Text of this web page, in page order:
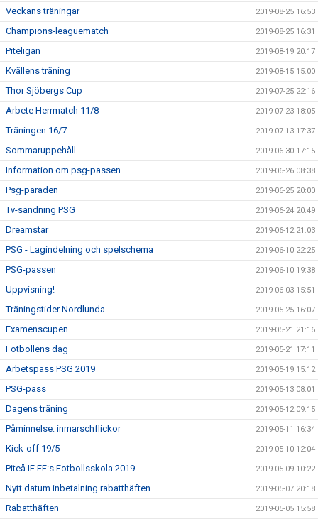
Veckans träningar 2019-08-25 16:53
Champions-leaguematch 2019-08-25 16:31
Piteligan 2019-08-19 20:17
Kvällens träning 2019-08-15 15:00
Thor Sjöbergs Cup 2019-07-25 22:16
Arbete Herrmatch 11/8 2019-07-23 18:05
Träningen 16/7 2019-07-13 17:37
Sommaruppehåll 2019-06-30 17:15
Information om psg-passen 2019-06-26 08:38
Psg-paraden 2019-06-25 20:00
Tv-sändning PSG 2019-06-24 20:49
Dreamstar 2019-06-12 21:03
PSG - Lagindelning och spelschema 2019-06-10 22:25
PSG-passen 2019-06-10 19:38
Uppvisning! 2019-06-03 15:51
Träningstider Nordlunda 2019-05-25 16:07
Examenscupen 2019-05-21 21:16
Fotbollens dag 2019-05-21 17:11
Arbetspass PSG 2019 2019-05-19 15:12
PSG-pass 2019-05-13 08:01
Dagens träning 2019-05-12 09:15
Påminnelse: inmarschflickor 2019-05-11 16:34
Kick-off 19/5 2019-05-10 12:04
Piteå IF FF:s Fotbollsskola 2019 2019-05-09 10:22
Nytt datum inbetalning rabatthäften 2019-05-07 20:18
Rabatthäften 2019-05-05 15:58